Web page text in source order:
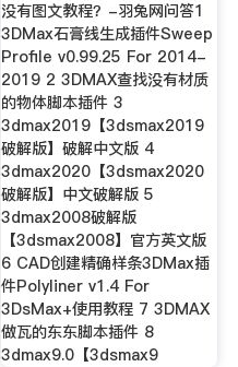
没有图文教程？-羽兔网问答1
3DMax石膏线生成插件Sweep
Profile v0.99.25 For 2014-
2019 2 3DMAX查找没有材质
的物体脚本插件 3
3dmax2019【3dsmax2019
破解版】破解中文版 4
3dmax2020【3dsmax2020
破解版】中文破解版 5
3dmax2008破解版
【3dsmax2008】官方英文版
6 CAD创建精确样条3DMax插
件Polyliner v1.4 For
3DsMax+使用教程 7 3DMAX
做瓦的东东脚本插件 8
3dmax9.0【3dsmax9